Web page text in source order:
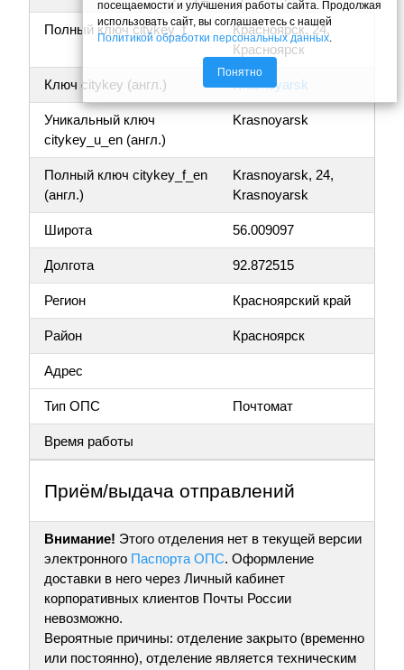
Полный ключ citykey_f
Красноярск, 24,
Красноярск
Ключ citykey (англ.) Krasnoyarsk
Уникальный ключ
citykey_u_en (англ.)
Krasnoyarsk
Полный ключ citykey_f_en
(англ.)
Krasnoyarsk, 24,
Krasnoyarsk
Широта 56.009097
Долгота 92.872515
Регион Красноярский край
Район Красноярск
Адрес
Тип ОПС Почтомат
Время работы
Приём/выдача отправлений
Внимание! Этого отделения нет в текущей версии
электронного Паспорта ОПС. Оформление
доставки в него через Личный кабинет
корпоративных клиентов Почты России
невозможно.
Вероятные причины: отделение закрыто (временно
или постоянно), отделение является техническим
посещаемости и улучшения работы сайта. Продолжая
использовать сайт, вы соглашаетесь с нашей
Политикой обработки персональных данных.
Понятно